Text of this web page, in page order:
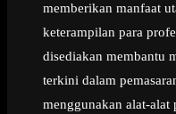
memberikan manfaat
keterampilan para
disediakan membantu
terkini dalam
menggunakan alat-alat